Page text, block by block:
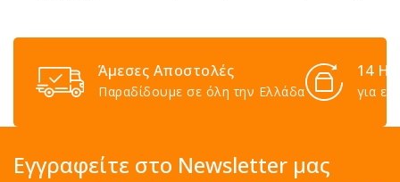
Άμεσες Αποστολές
Παραδίδουμε σε όλη την Ελλάδα
14
για
Εγγραφείτε στο Newsletter μας